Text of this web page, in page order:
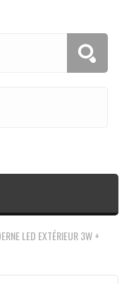
LED EXTÉRIEUR 3W +